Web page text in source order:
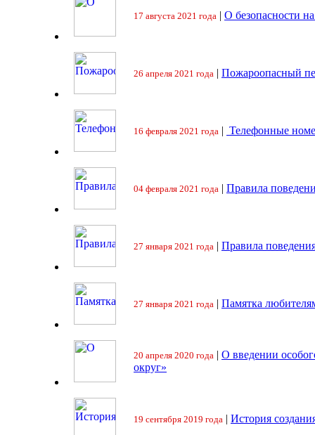
17 августа 2021 года | О безопасности
26 апреля 2021 года | Пожароопасный
16 февраля 2021 года | Телефонные
04 февраля 2021 года | Правила
27 января 2021 года | Правила
27 января 2021 года | Памятка
20 апреля 2020 года | О введении
округ»
19 сентября 2019 года | История